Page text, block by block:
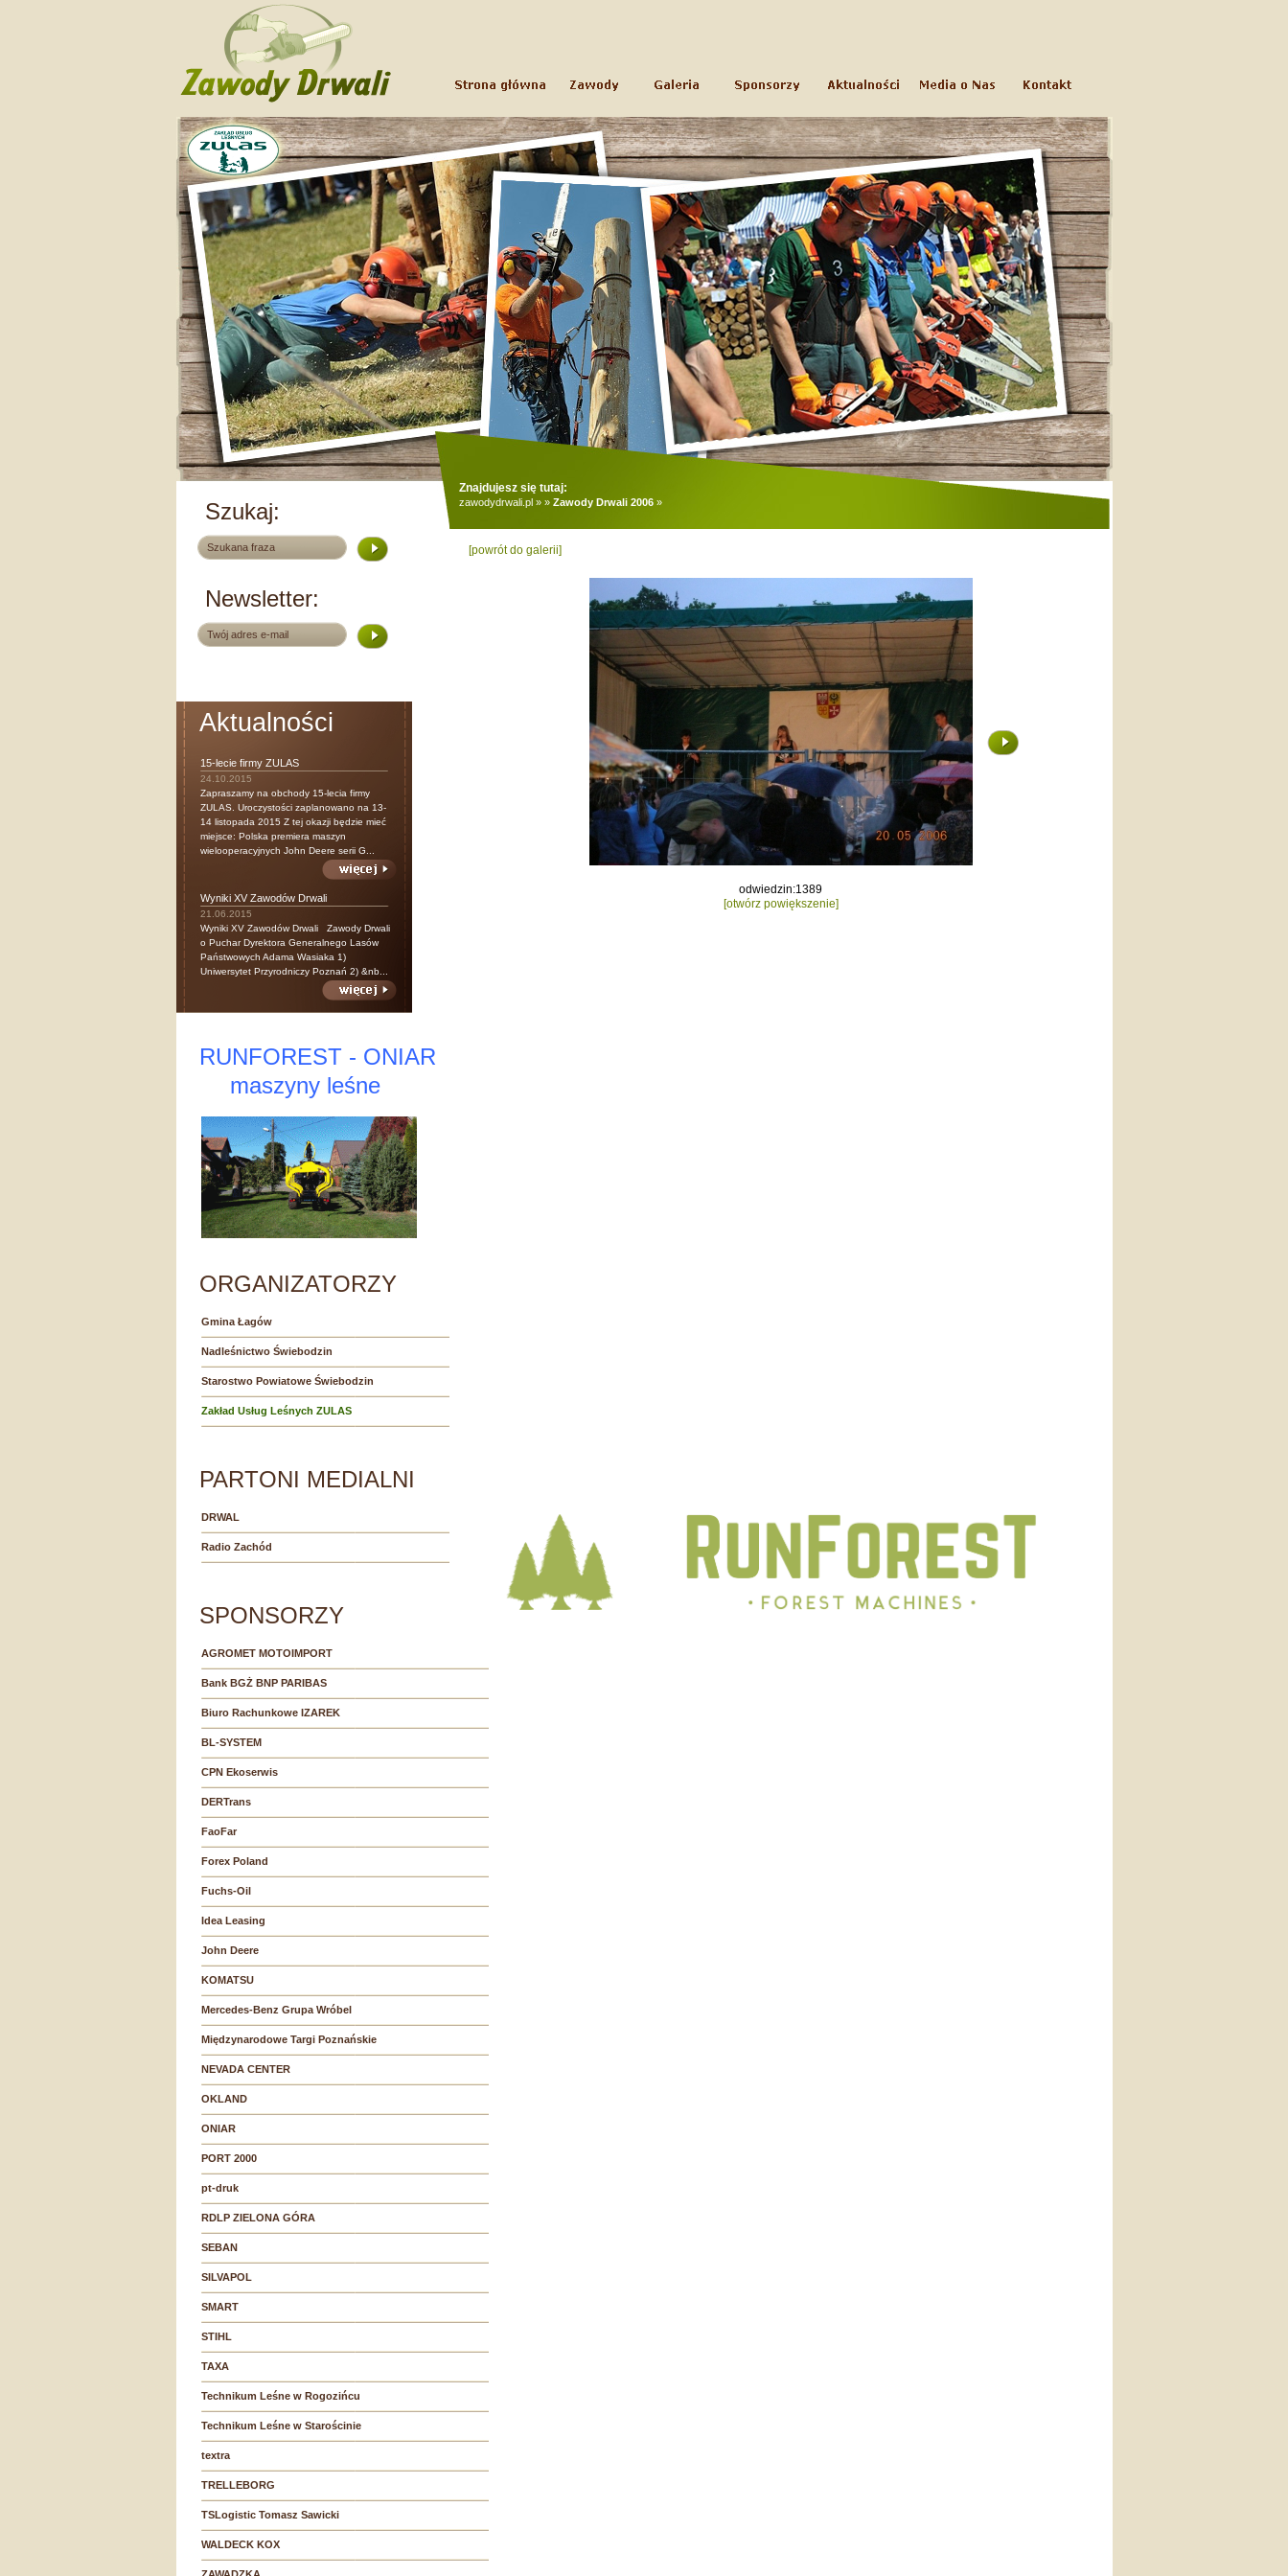
Szukaj:
Newsletter:
Aktualności
15-lecie firmy ZULAS
24.10.2015
Zapraszamy na obchody 15-lecia firmy
ZULAS. Uroczystości zaplanowano na 13-
14 listopada 2015 Z tej okazji będzie mieć
miejsce: Polska premiera maszyn
wielooperacyjnych John Deere serii G...
Wyniki XV Zawodów Drwali
21.06.2015
Wyniki XV Zawodów Drwali Zawody Drwali
o Puchar Dyrektora Generalnego Lasów
Państwowych Adama Wasiaka 1)
Uniwersytet Przyrodniczy Poznań 2) &nb...
RUNFOREST - ONIAR
maszyny leśne
ORGANIZATORZY
Gmina Łagów
Nadleśnictwo Świebodzin
Starostwo Powiatowe Świebodzin
Zakład Usług Leśnych ZULAS
PARTONI MEDIALNI
DRWAL
Radio Zachód
SPONSORZY
AGROMET MOTOIMPORT
Bank BGŻ BNP PARIBAS
Biuro Rachunkowe IZAREK
BL-SYSTEM
CPN Ekoserwis
DERTrans
FaoFar
Forex Poland
Fuchs-Oil
Idea Leasing
John Deere
KOMATSU
Mercedes-Benz Grupa Wróbel
Międzynarodowe Targi Poznańskie
NEVADA CENTER
OKLAND
ONIAR
PORT 2000
pt-druk
RDLP ZIELONA GÓRA
SEBAN
SILVAPOL
SMART
STIHL
TAXA
Technikum Leśne w Rogozińcu
Technikum Leśne w Starościnie
textra
TRELLEBORG
TSLogistic Tomasz Sawicki
WALDECK KOX
Znajdujesz się tutaj:
zawodydrwali.pl » » Zawody Drwali 2006 »
[powrót do galerii]
odwiedzin:1389
[otwórz powiększenie]